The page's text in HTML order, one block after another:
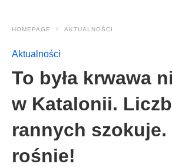
HOMEPAGE AKTUALNOŚCI
Aktualności
To była krwawa
w Katalonii.
rannych szokuje.
rośnie!